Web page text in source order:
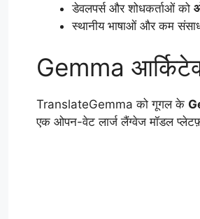
डेवलपर्स और शोधकर्ताओं को
स्थानीय भाषाओं और कम
Gemma
TranslateGemma को गूगल के
एक ओपन-वेट लार्ज लैंग्वेज मॉडल